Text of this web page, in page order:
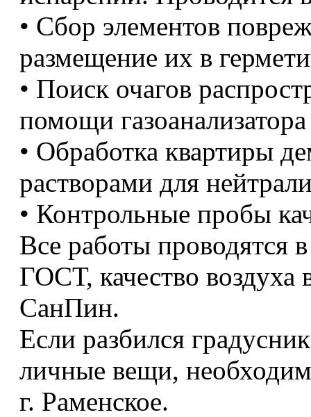
• Сбор элементов
размещение их в
• Поиск очагов
помощи
• Обработка квартиры
растворами для
• Контрольные пробы
Все работы проводятся
ГОСТ, качество
СанПин.
Если разбился
личные вещи,
г. Раменское.